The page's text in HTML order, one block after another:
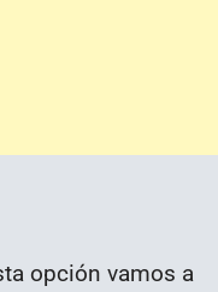
opción vamos a